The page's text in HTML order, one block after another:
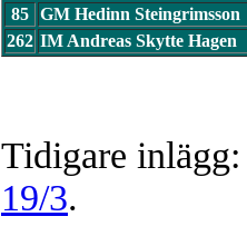
85 GM Hedinn Steingrimsson
262 IM Andreas Skytte Hagen
Tidigare
19/3.